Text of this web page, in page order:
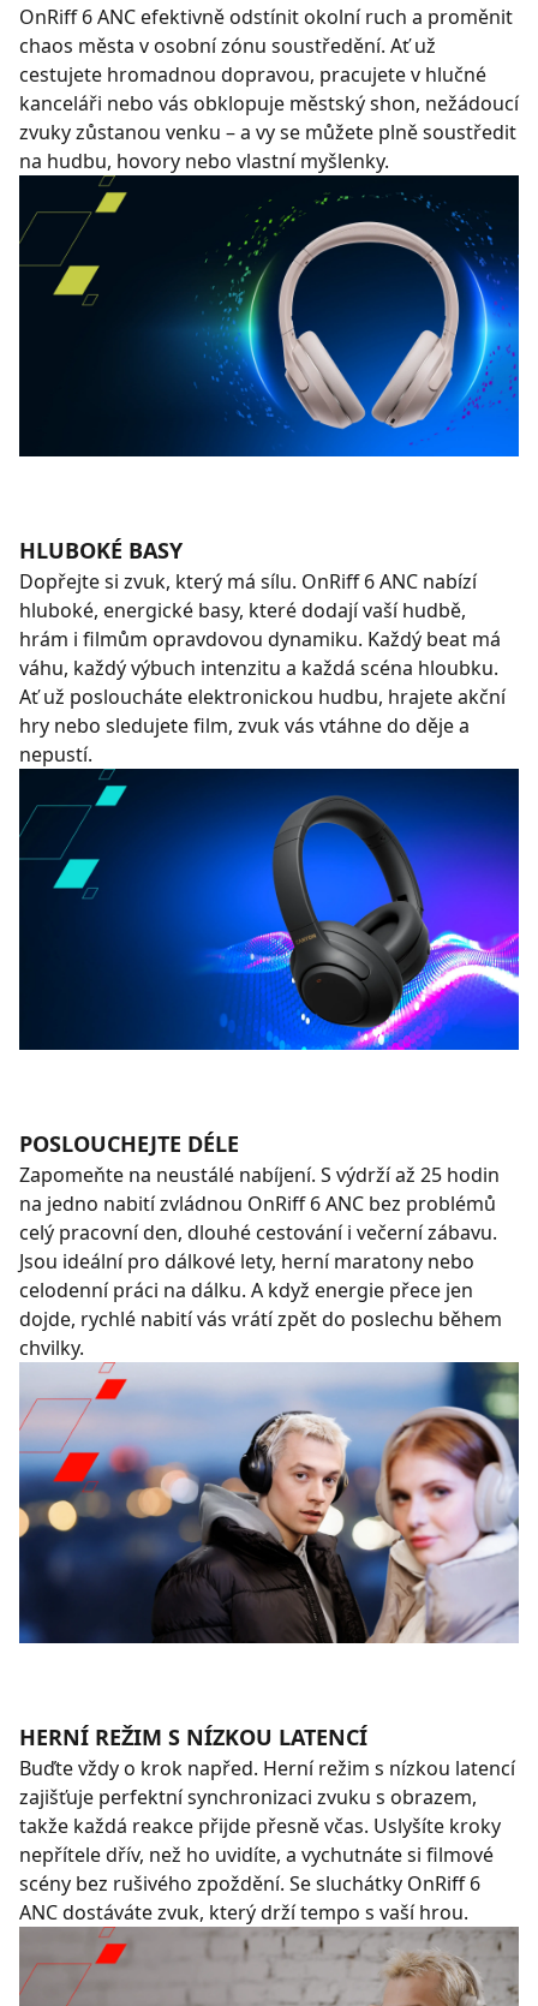
OnRiff 6 ANC efektivně odstínit okolní ruch a proměnit
chaos města v osobní zónu soustředění. Ať už
cestujete hromadnou dopravou, pracujete v hlučné
kanceláři nebo vás obklopuje městský shon, nežádoucí
zvuky zůstanou venku – a vy se můžete plně soustředit
na hudbu, hovory nebo vlastní myšlenky.
HLUBOKÉ BASY
Dopřejte si zvuk, který má sílu. OnRiff 6 ANC nabízí
hluboké, energické basy, které dodají vaší hudbě,
hrám i filmům opravdovou dynamiku. Každý beat má
váhu, každý výbuch intenzitu a každá scéna hloubku.
Ať už posloucháte elektronickou hudbu, hrajete akční
hry nebo sledujete film, zvuk vás vtáhne do děje a
nepustí.
POSLOUCHEJTE DÉLE
Zapomeňte na neustálé nabíjení. S výdrží až 25 hodin
na jedno nabití zvládnou OnRiff 6 ANC bez problémů
celý pracovní den, dlouhé cestování i večerní zábavu.
Jsou ideální pro dálkové lety, herní maratony nebo
celodenní práci na dálku. A když energie přece jen
dojde, rychlé nabití vás vrátí zpět do poslechu během
chvilky.
HERNÍ REŽIM S NÍZKOU LATENCÍ
Buďte vždy o krok napřed. Herní režim s nízkou latencí
zajišťuje perfektní synchronizaci zvuku s obrazem,
takže každá reakce přijde přesně včas. Uslyšíte kroky
nepřítele dřív, než ho uvidíte, a vychutnáte si filmové
scény bez rušivého zpoždění. Se sluchátky OnRiff 6
ANC dostáváte zvuk, který drží tempo s vaší hrou.